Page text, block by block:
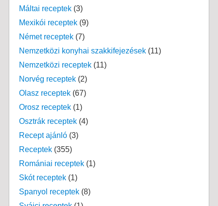
Máltai receptek(3)
Mexikói receptek(9)
Német receptek(7)
Nemzetközi konyhai szakkifejezések(11)
Nemzetközi receptek(11)
Norvég receptek(2)
Olasz receptek(67)
Orosz receptek(1)
Osztrák receptek(4)
Recept ajánló(3)
Receptek(355)
Romániai receptek(1)
Skót receptek(1)
Spanyol receptek(8)